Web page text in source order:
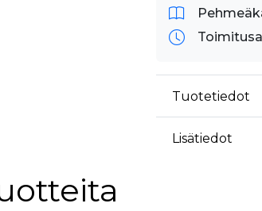
Tuotetiedot
Lisätiedot